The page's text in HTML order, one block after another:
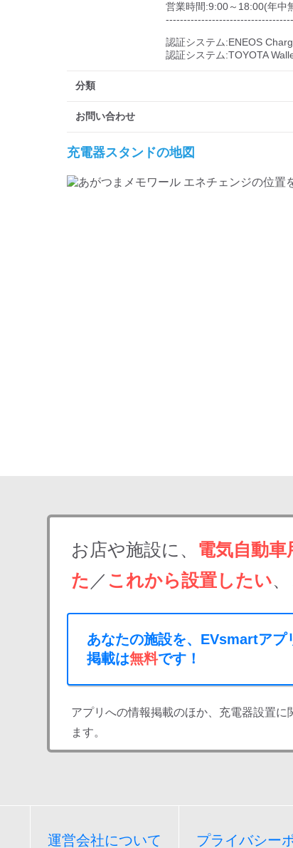
営業時間:9:00～18:00(年中
------------------------------------
認証システム:ENEOS
認証システム:TOYOTA
分類
お問い合わせ
充電器スタンドの地図
お店や施設に、 電気自動車
た ／ これから設置したい
あなたの施設を、EVsmartアプ
掲載は無料です！
アプリへの情報掲載のほか、充電器設置に
ます。
運営会社について プライバシー